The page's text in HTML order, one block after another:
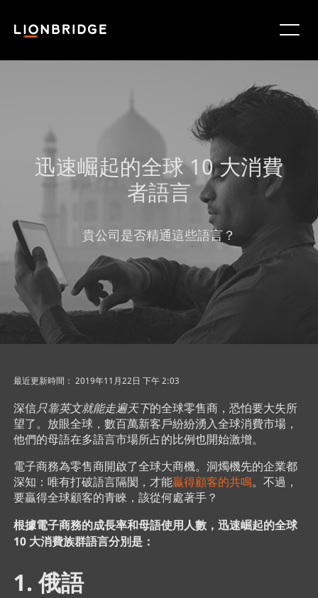
迅速崛起的全球 10 大消費
者語言
貴公司是否精通這些語言？
最近更新時間： 2019年11月22日 下午 2:03
深信只靠英文就能走遍天下的全球零售商，恐怕要大失所
望了。放眼全球，數百萬新客戶紛紛湧入全球消費市場，
他們的母語在多語言市場所占的比例也開始激增。
電子商務為零售商開啟了全球大商機。洞燭機先的企業都
深知：唯有打破語言隔閡，才能贏得顧客的共鳴。不過，
要贏得全球顧客的青睞，該從何處著手？
根據電子商務的成長率和母語使用人數，迅速崛起的全球
10 大消費族群語言分別是：
1. 俄語